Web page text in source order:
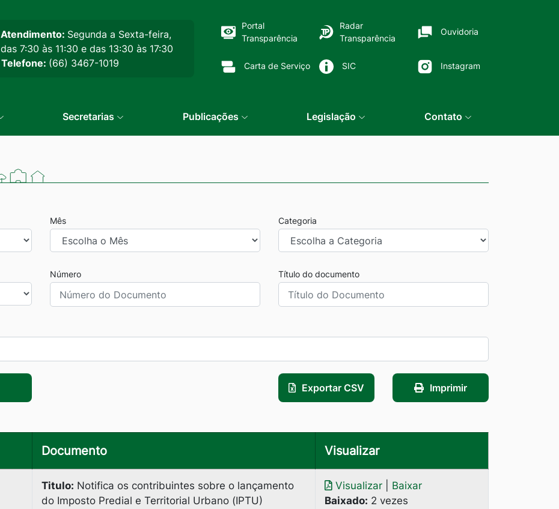
Atendimento: Segunda a Sexta-feira,
das 7:30 às 11:30 e das 13:30 às 17:30
Telefone: (66) 3467-1019
Portal
Transparência
Radar
Transparência
Ouvidoria
Carta de Serviço SIC Instagram
Secretarias Publicações Legislação Contato
Mês Categoria
Número Título do documento
Exportar CSV Imprimir
Documento Visualizar
Titulo: Notifica os contribuintes sobre o lançamento
do Imposto Predial e Territorial Urbano (IPTU)
Visualizar
Baixar
Baixado: 2 vezes